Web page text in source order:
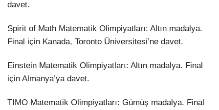
davet.
Spirit of Math Matematik Olimpiyatları: Altın madalya.
Final için Kanada, Toronto Üniversitesi’ne davet.
Einstein Matematik Olimpiyatları: Altın madalya. Final
için Almanya’ya davet.
TIMO Matematik Olimpiyatları: Gümüş madalya. Final